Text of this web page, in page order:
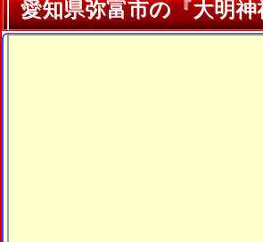
愛知県弥富市の『大明神